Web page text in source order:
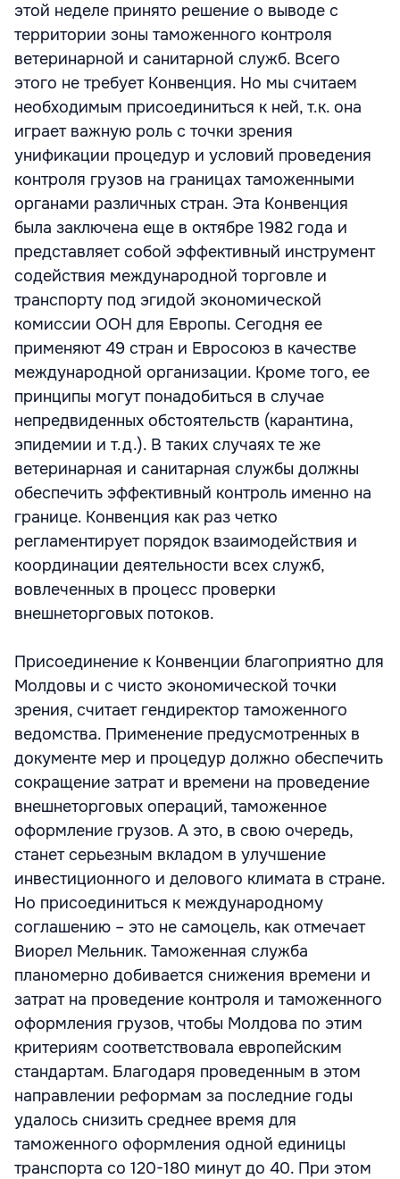
этой неделе принято решение о выводе с
территории зоны таможенного контроля
ветеринарной и санитарной служб. Всего
этого не требует Конвенция. Но мы считаем
необходимым присоединиться к ней, т.к. она
играет важную роль с точки зрения
унификации процедур и условий проведения
контроля грузов на границах таможенными
органами различных стран. Эта Конвенция
была заключена еще в октябре 1982 года и
представляет собой эффективный инструмент
содействия международной торговле и
транспорту под эгидой экономической
комиссии ООН для Европы. Сегодня ее
применяют 49 стран и Евросоюз в качестве
международной организации. Кроме того, ее
принципы могут понадобиться в случае
непредвиденных обстоятельств (карантина,
эпидемии и т.д.). В таких случаях те же
ветеринарная и санитарная службы должны
обеспечить эффективный контроль именно на
границе. Конвенция как раз четко
регламентирует порядок взаимодействия и
координации деятельности всех служб,
вовлеченных в процесс проверки
внешнеторговых потоков.
Присоединение к Конвенции благоприятно для
Молдовы и с чисто экономической точки
зрения, считает гендиректор таможенного
ведомства. Применение предусмотренных в
документе мер и процедур должно обеспечить
сокращение затрат и времени на проведение
внешнеторговых операций, таможенное
оформление грузов. А это, в свою очередь,
станет серьезным вкладом в улучшение
инвестиционного и делового климата в стране.
Но присоединиться к международному
соглашению – это не самоцель, как отмечает
Виорел Мельник. Таможенная служба
планомерно добивается снижения времени и
затрат на проведение контроля и таможенного
оформления грузов, чтобы Молдова по этим
критериям соответствовала европейским
стандартам. Благодаря проведенным в этом
направлении реформам за последние годы
удалось снизить среднее время для
таможенного оформления одной единицы
транспорта со 120-180 минут до 40. При этом